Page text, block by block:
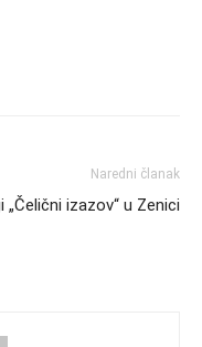
Naredni članak
„Čelični izazov“ u Zenici